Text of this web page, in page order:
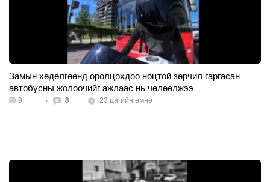
Замын хөдөлгөөнд оролцохдоо ноцтой зөрчил гаргасан
автобусны жолоочийг ажлаас нь чөлөөлжээ
9 · 8 23 цагийн өмнө